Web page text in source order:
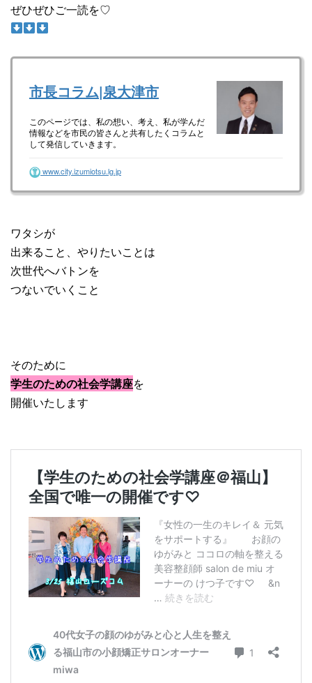
ぜひぜひご一読を♡
市長コラム|泉大津市
このページでは、私の想い、考え、私が学んだ
情報などを市民の皆さんと共有したくコラムと
して発信していきます。
www.city.izumiotsu.lg.jp
ワタシが
出来ること、やりたいことは
次世代へバトンを
つないでいくこと
そのために
学生のための社会学講座を
開催いたします